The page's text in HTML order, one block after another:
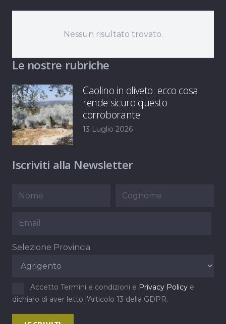
Nessun risultato trovato.
Le nostre rubriche
Caolino in oliveto: ecco cosa
rende sicuro questo
corroborante
13 Luglio 2026
Iscriviti alla Newsletter
Selezione Provincia
Accetto Termini e condizioni e Privacy Policy e
dichiaro di aver letto l'Articolo 13 della GDPR.